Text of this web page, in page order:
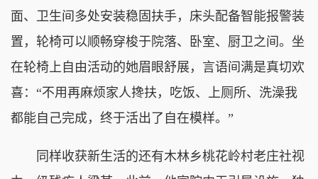
面、卫生间多处安装稳固扶手，床头配备智能报警装
置，轮椅可以顺畅穿梭于院落、卧室、厨卫之间。坐
在轮椅上自由活动的她眉眼舒展，言语间满是真切欢
喜：“不用再麻烦家人搀扶，吃饭、上厕所、洗澡我
都能自己完成，终于活出了自在模样。”
同样收获新生活的还有木林乡桃花岭村老庄社视